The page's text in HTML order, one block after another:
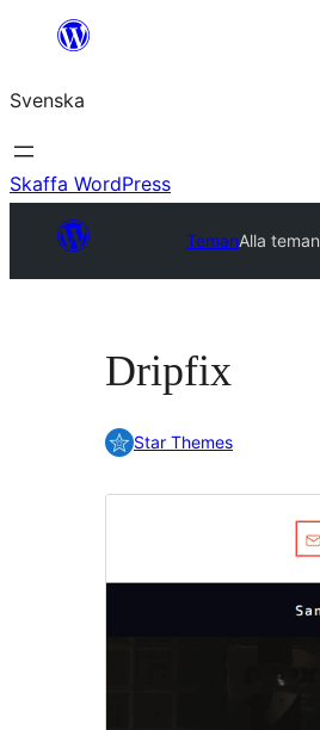
Hoppa
innehåll
Svenska
Skaffa WordPress
TemanAlla teman
Dripfix
Star Themes